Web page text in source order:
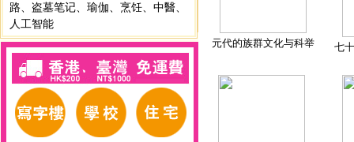
路
盗墓笔记 瑜伽 烹饪 中醫
人工智能
元代的族群文化与科举 七